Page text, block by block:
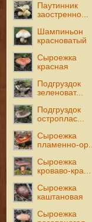
Паутинник
заостренно...
Шампиньон
красноватый
Сыроежка
красная
Подгруздок
зеленоват...
Подгруздок
остроплас...
Сыроежка
пламенно-ор...
Сыроежка
кроваво-кра...
Сыроежка
каштановая
Сыроежка